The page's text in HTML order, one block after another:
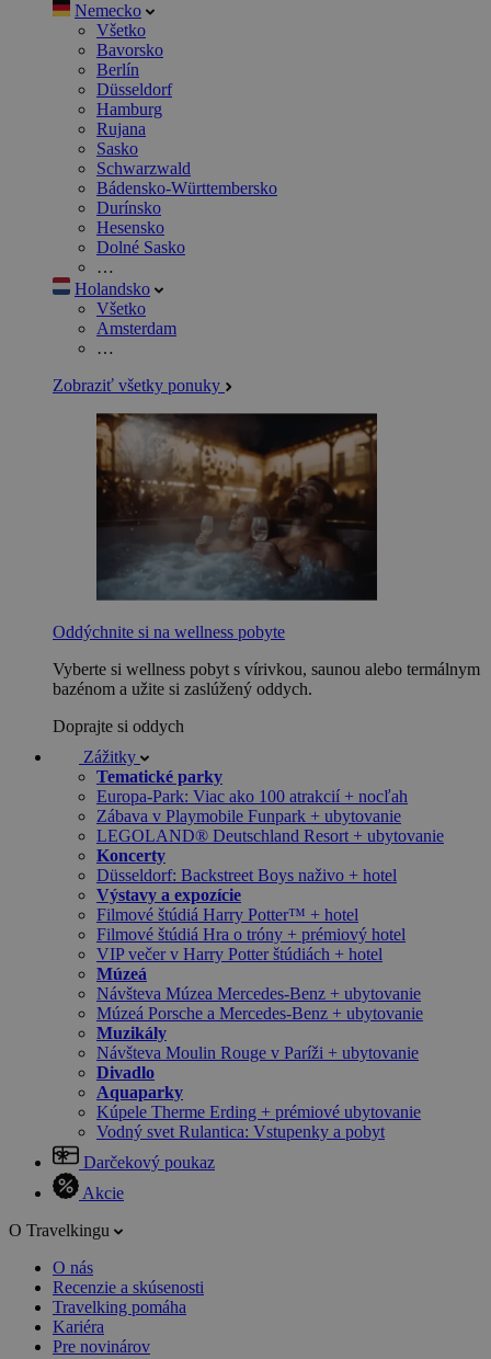
Nemecko
Všetko
Bavorsko
Berlín
Düsseldorf
Hamburg
Rujana
Sasko
Schwarzwald
Bádensko-Württembersko
Durínsko
Hesensko
Dolné Sasko
…
Holandsko
Všetko
Amsterdam
…
Zobraziť všetky ponuky
Oddýchnite si na wellness pobyte
Vyberte si wellness pobyt s vírivkou, saunou alebo termálnym
bazénom a užite si zaslúžený oddych.
Doprajte si oddych
Zážitky
Tematické parky
Europa-Park: Viac ako 100 atrakcií + nocľah
Zábava v Playmobile Funpark + ubytovanie
LEGOLAND® Deutschland Resort + ubytovanie
Koncerty
Düsseldorf: Backstreet Boys naživo + hotel
Výstavy a expozície
Filmové štúdiá Harry Potter™ + hotel
Filmové štúdiá Hra o tróny + prémiový hotel
VIP večer v Harry Potter štúdiách + hotel
Múzeá
Návšteva Múzea Mercedes-Benz + ubytovanie
Múzeá Porsche a Mercedes-Benz + ubytovanie
Muzikály
Návšteva Moulin Rouge v Paríži + ubytovanie
Divadlo
Aquaparky
Kúpele Therme Erding + prémiové ubytovanie
Vodný svet Rulantica: Vstupenky a pobyt
Darčekový poukaz
Akcie
O Travelkingu
O nás
Recenzie a skúsenosti
Travelking pomáha
Kariéra
Pre novinárov